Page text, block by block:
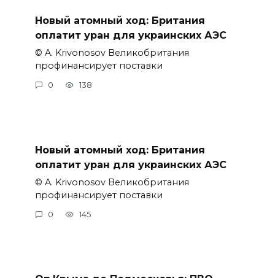
Новый атомный ход: Британия
оплатит уран для украинских АЭС
© A. Krivonosov Великобритания
профинансирует поставки
0 138
Новый атомный ход: Британия
оплатит уран для украинских АЭС
© A. Krivonosov Великобритания
профинансирует поставки
0 145